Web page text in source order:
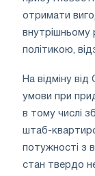
отримати
внутрішньому
політикою,
На відміну
умови при
в тому числі
штаб-
потужності з
стан твердо